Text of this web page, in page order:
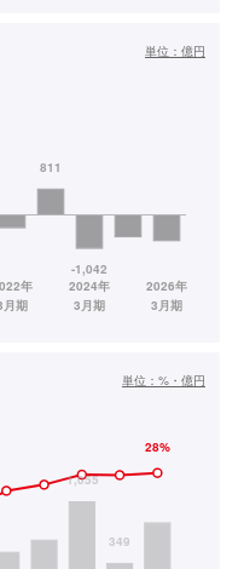
単位： 億円
単位： %・億円